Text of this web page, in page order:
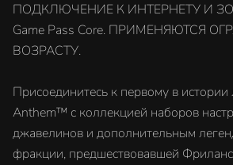
ПОДКЛЮЧЕНИЕ К ИНТЕРНЕТУ И
Game Pass Core. ПРИМЕНЯЮТСЯ
ВОЗРАСТУ.
Присоединитесь к первому в
Anthem™ с коллекцией наборов
джавелинов и дополнительным
фракции, предшествовавшей